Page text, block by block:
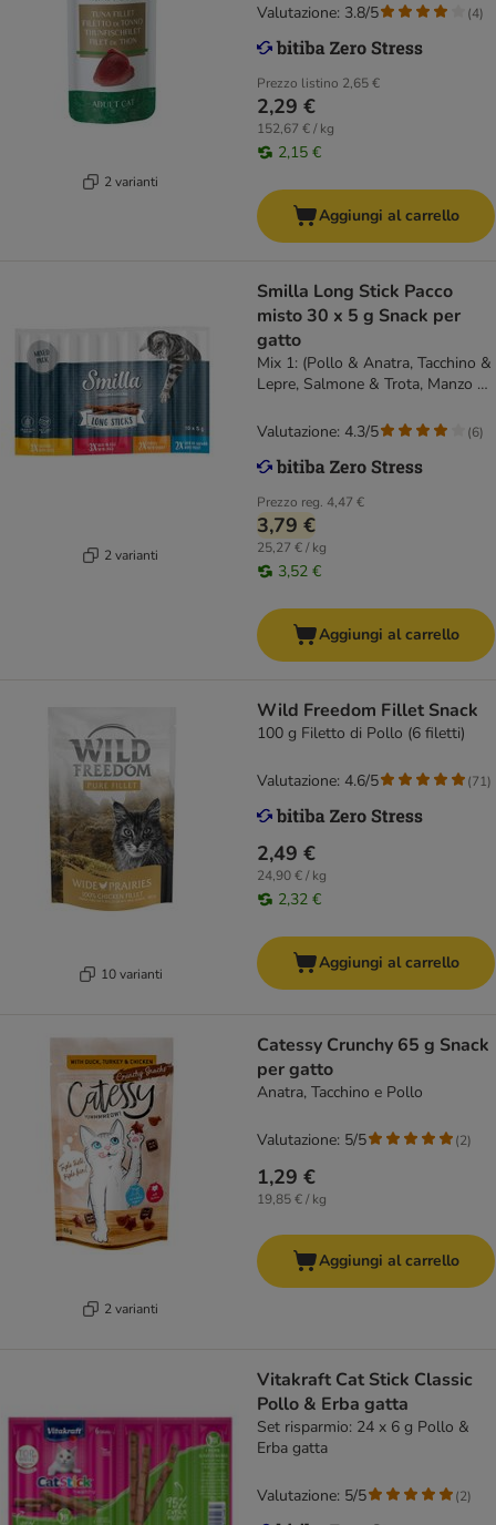
2 varianti
Prezzo listino 2,65 €
2,29 €
152,67 € / kg
2,15 €
Valutazione: 3.8/5 (4)
Aggiungi al carrello
2 varianti
Smilla Long Stick Pacco
misto 30 x 5 g Snack per
gatto
Mix 1: (Pollo & Anatra, Tacchino &
Lepre, Salmone & Trota, Manzo &
Prezzo reg. 4,47 €
3,79 €
25,27 € / kg
3,52 €
Valutazione: 4.3/5 (6)
Aggiungi al carrello
10 varianti
Wild Freedom Fillet Snack
100 g Filetto di Pollo (6 filetti)
2,49 €
24,90 € / kg
2,32 €
Valutazione: 4.6/5 (71)
Aggiungi al carrello
2 varianti
Catessy Crunchy 65 g Snack
per gatto
Anatra, Tacchino e Pollo
1,29 €
19,85 € / kg
Valutazione: 5/5 (2)
Aggiungi al carrello
Vitakraft Cat Stick Classic
Pollo & Erba gatta
Set risparmio: 24 x 6 g Pollo &
Erba gatta
Valutazione: 5/5 (2)